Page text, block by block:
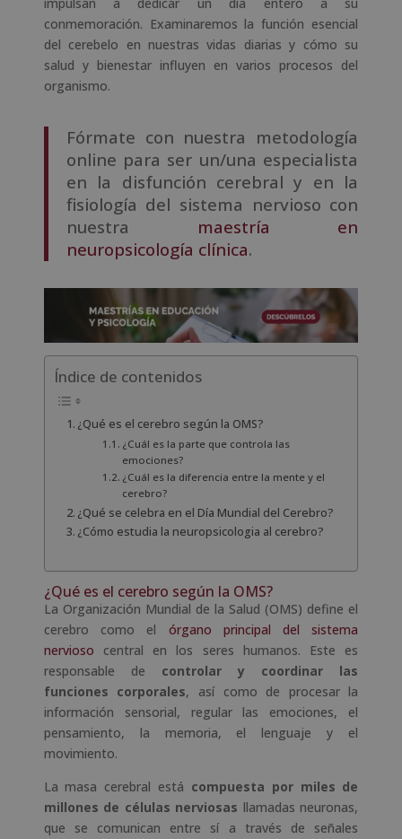
impulsan a dedicar un día entero a su
conmemoración. Examinaremos la función esencial
del cerebelo en nuestras vidas diarias y cómo su
salud y bienestar influyen en varios procesos del
organismo.
Fórmate con nuestra metodología
online para ser un/una especialista
en la disfunción cerebral y en la
fisiología del sistema nervioso con
nuestra maestría en
neuropsicología clínica.
Índice de contenidos
¿Qué es el cerebro según la OMS?
¿Cuál es la parte que controla las
emociones?
¿Cuál es la diferencia entre la mente y el
cerebro?
¿Qué se celebra en el Día Mundial del Cerebro?
¿Cómo estudia la neuropsicologia al cerebro?
¿Qué es el cerebro según la OMS?
La Organización Mundial de la Salud (OMS) define el
cerebro como el órgano principal del sistema
nervioso central en los seres humanos. Este es
responsable de controlar y coordinar las
funciones corporales, así como de procesar la
información sensorial, regular las emociones, el
pensamiento, la memoria, el lenguaje y el
movimiento.
La masa cerebral está compuesta por miles de
millones de células nerviosas llamadas neuronas,
que se comunican entre sí a través de señales